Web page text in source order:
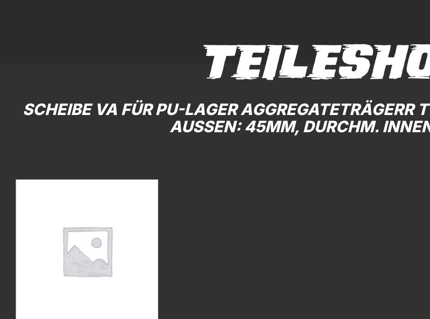
SCHEIBE VA FÜR PU-LAGER
AUSSEN: 45MM, DURCHM.